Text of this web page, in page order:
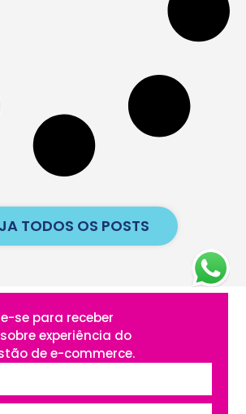
TODOS OS POSTS
se para receber
experiência do
de e-commerce.